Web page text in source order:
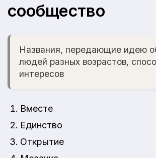
сообщество
Названия, передающие идею
людей разных возрастов,
интересов
Вместе
Единство
Открытие